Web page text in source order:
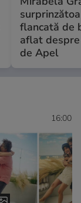
flancată de
aflat
de Apel
16:00